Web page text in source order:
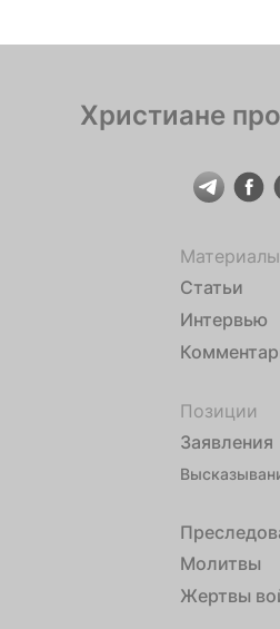
Христиане
Материалы
Статьи
Интервью
Позиции
Заявления
Молитвы
Жертвы